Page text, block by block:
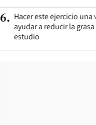
6. Hacer este ejercicio
ayudar a reducir la
estudio